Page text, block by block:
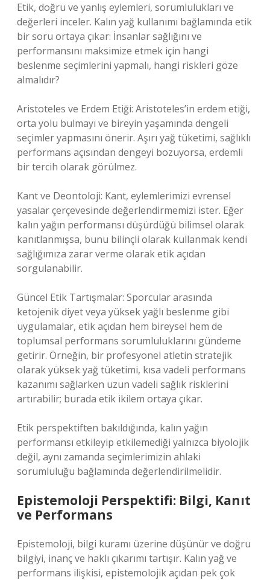
Etik, doğru ve yanlış eylemleri, sorumlulukları ve
değerleri inceler. Kalın yağ kullanımı bağlamında etik
bir soru ortaya çıkar: İnsanlar sağlığını ve
performansını maksimize etmek için hangi
beslenme seçimlerini yapmalı, hangi riskleri göze
almalıdır?
Aristoteles ve Erdem Etiği: Aristoteles’in erdem etiği,
orta yolu bulmayı ve bireyin yaşamında dengeli
seçimler yapmasını önerir. Aşırı yağ tüketimi, sağlıklı
performans açısından dengeyi bozuyorsa, erdemli
bir tercih olarak görülmez.
Kant ve Deontoloji: Kant, eylemlerimizi evrensel
yasalar çerçevesinde değerlendirmemizi ister. Eğer
kalın yağın performansı düşürdüğü bilimsel olarak
kanıtlanmışsa, bunu bilinçli olarak kullanmak kendi
sağlığımıza zarar verme olarak etik açıdan
sorgulanabilir.
Güncel Etik Tartışmalar: Sporcular arasında
ketojenik diyet veya yüksek yağlı beslenme gibi
uygulamalar, etik açıdan hem bireysel hem de
toplumsal performans sorumluluklarını gündeme
getirir. Örneğin, bir profesyonel atletin stratejik
olarak yüksek yağ tüketimi, kısa vadeli performans
kazanımı sağlarken uzun vadeli sağlık risklerini
artırabilir; burada etik ikilem ortaya çıkar.
Etik perspektiften bakıldığında, kalın yağın
performansı etkileyip etkilemediği yalnızca biyolojik
değil, aynı zamanda seçimlerimizin ahlaki
sorumluluğu bağlamında değerlendirilmelidir.
Epistemoloji Perspektifi: Bilgi, Kanıt
ve Performans
Epistemoloji, bilgi kuramı üzerine düşünür ve doğru
bilgiyi, inanç ve haklı çıkarımı tartışır. Kalın yağ ve
performans ilişkisi, epistemolojik açıdan pek çok